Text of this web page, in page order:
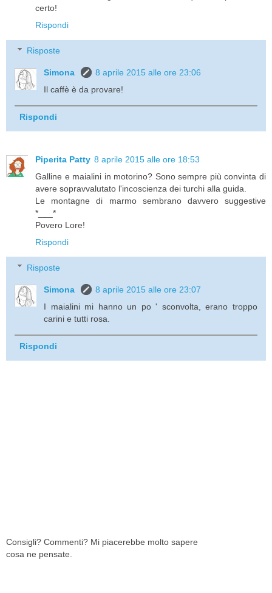
certo!
Rispondi
Risposte
Simona
8 aprile 2015 alle ore 23:06
Il caffè è da provare!
Rispondi
Piperita Patty 8 aprile 2015 alle ore 18:53
Galline e maialini in motorino? Sono sempre più convinta di
avere sopravvalutato l'incoscienza dei turchi alla guida.
Le montagne di marmo sembrano davvero suggestive
*___*
Povero Lore!
Rispondi
Risposte
Simona
8 aprile 2015 alle ore 23:07
I maialini mi hanno un po ' sconvolta, erano troppo
carini e tutti rosa.
Rispondi
Consigli? Commenti? Mi piacerebbe molto sapere
cosa ne pensate.